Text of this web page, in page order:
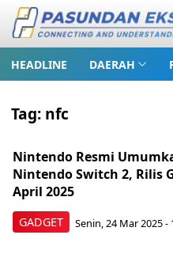
HEADLINE DAERAH
Tag: nfc
GADGET
Nintendo Resmi
Nintendo Switch 2, Rilis
April 2025
Senin, 24 Mar 2025 -